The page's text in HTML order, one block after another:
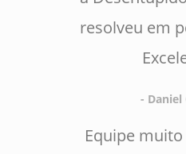
resolveu em
- Daniel
Equipe